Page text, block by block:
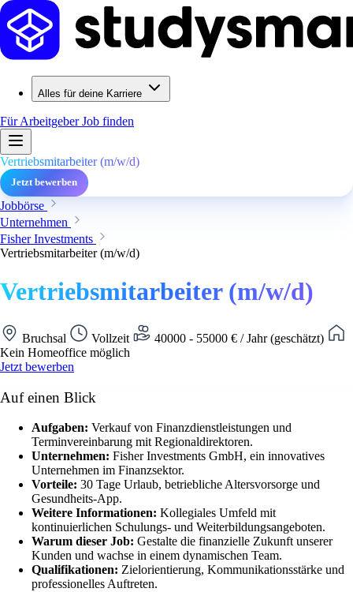
Alles für deine Karriere
Für ArbeitgeberJob finden
Vertriebsmitarbeiter (m/w/d)
Jetzt bewerben
Jobbörse
Unternehmen
Fisher Investments
Vertriebsmitarbeiter (m/w/d)
Vertriebsmitarbeiter (m/w/d)
Bruchsal Vollzeit
40000 - 55000 € / Jahr (geschätzt)
Kein Homeoffice möglich
Jetzt bewerben
Auf einen Blick
Aufgaben: Verkauf von Finanzdienstleistungen und
Terminvereinbarung mit Regionaldirektoren.
Unternehmen: Fisher Investments GmbH, ein innovatives
Unternehmen im Finanzsektor.
Vorteile: 30 Tage Urlaub, betriebliche Altersvorsorge und
Gesundheits-App.
Weitere Informationen: Kollegiales Umfeld mit
kontinuierlichen Schulungs- und Weiterbildungsangeboten.
Warum dieser Job: Gestalte die finanzielle Zukunft unserer
Kunden und wachse in einem dynamischen Team.
Qualifikationen: Zielorientierung, Kommunikationsstärke und
professionelles Auftreten.